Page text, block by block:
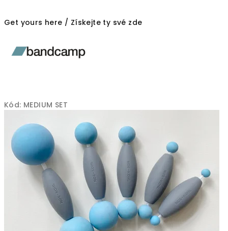
l
e
S
o
Get yours here / Získejte ty své zde
Kód: MEDIUM SET